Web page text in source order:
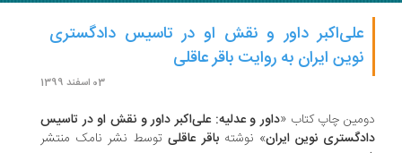
علی‌اکبر داور و نقش او در تاسیس دادگستری
نوین ایران به روایت باقر عاقلی
چاپ کتاب « داور و عدلیه: علی‌اکبر داور و نقش او در تاسیس
نوین ایران» نوشته باقر عاقلیتوسط نشر نامک منتشر